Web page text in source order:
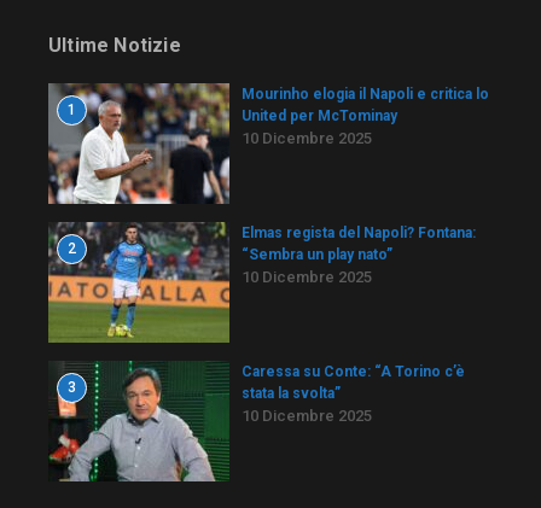
Ultime Notizie
1
Mourinho elogia il Napoli e critica lo
United per McTominay
10 Dicembre 2025
2
Elmas regista del Napoli? Fontana:
“Sembra un play nato”
10 Dicembre 2025
3
Caressa su Conte: “A Torino c’è
stata la svolta”
10 Dicembre 2025